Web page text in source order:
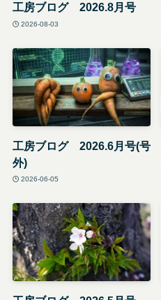
工房ブログ 2026.8月号
2026-08-03
工房ブログ 2026.6月号(号
外)
2026-06-05